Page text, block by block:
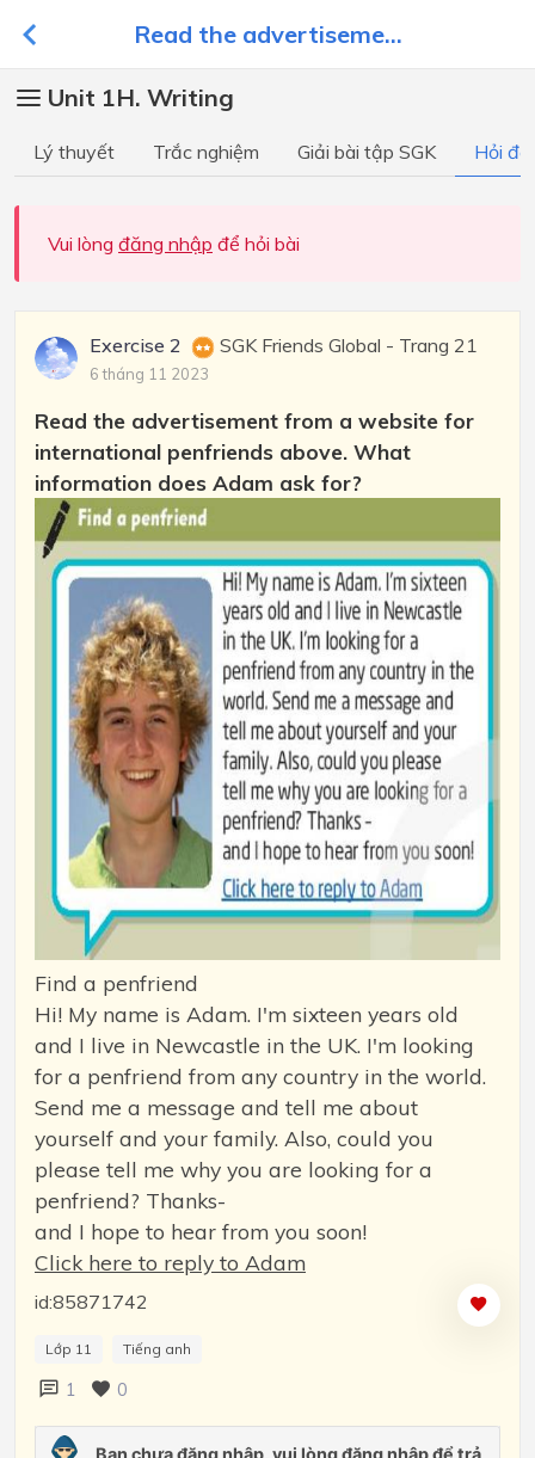
Read the advertiseme...
Unit 1H. Writing
Lý thuyết Trắc nghiệm Giải bài tập SGK Hỏi
Vui lòng đăng nhập để hỏi bài
Exercise 2 SGK Friends Global - Trang 21
6 tháng 11 2023
Read the advertisement from a website for
international penfriends above. What
information does Adam ask for?
Find a penfriend
Hi! My name is Adam. I'm sixteen years old
and I live in Newcastle in the UK. I'm looking
for a penfriend from any country in the world.
Send me a message and tell me about
yourself and your family. Also, could you
please tell me why you are looking for a
penfriend? Thanks-
and I hope to hear from you soon!
Click here to reply to Adam
id:85871742
Lớp 11 Tiếng anh
1 0